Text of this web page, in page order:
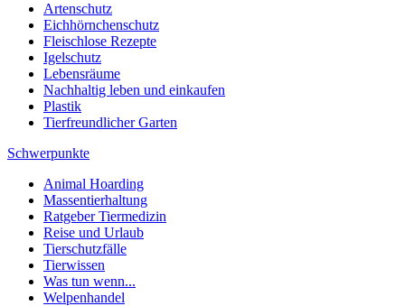
Artenschutz
Eichhörnchenschutz
Fleischlose Rezepte
Igelschutz
Lebensräume
Nachhaltig leben und einkaufen
Plastik
Tierfreundlicher Garten
Schwerpunkte
Animal Hoarding
Massentierhaltung
Ratgeber Tiermedizin
Reise und Urlaub
Tierschutzfälle
Tierwissen
Was tun wenn...
Welpenhandel